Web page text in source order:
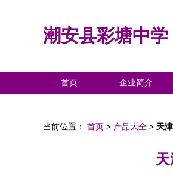
潮安县彩塘中学
首页 企业简介
当前位置： 首页 > 产品大全 > 天